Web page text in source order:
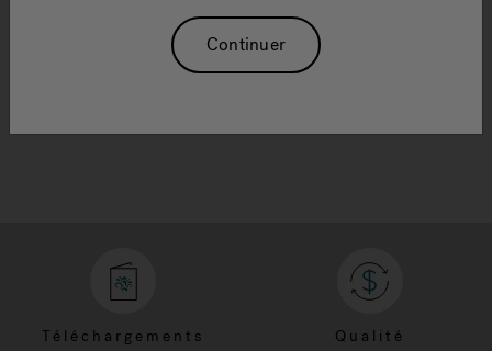
customer service team
Téléchargements Qualité
Continuer